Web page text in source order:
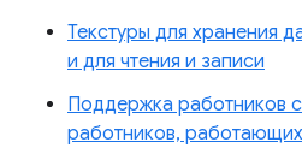
Текстуры для хранения
и для чтения и записи
Поддержка работников
работников,